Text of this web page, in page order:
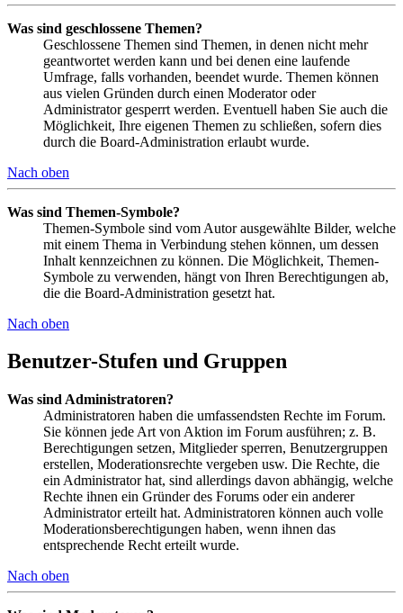
Was sind geschlossene Themen?
Geschlossene Themen sind Themen, in denen nicht mehr
geantwortet werden kann und bei denen eine laufende
Umfrage, falls vorhanden, beendet wurde. Themen können
aus vielen Gründen durch einen Moderator oder
Administrator gesperrt werden. Eventuell haben Sie auch die
Möglichkeit, Ihre eigenen Themen zu schließen, sofern dies
durch die Board-Administration erlaubt wurde.
Nach oben
Was sind Themen-Symbole?
Themen-Symbole sind vom Autor ausgewählte Bilder, welche
mit einem Thema in Verbindung stehen können, um dessen
Inhalt kennzeichnen zu können. Die Möglichkeit, Themen-
Symbole zu verwenden, hängt von Ihren Berechtigungen ab,
die die Board-Administration gesetzt hat.
Nach oben
Benutzer-Stufen und Gruppen
Was sind Administratoren?
Administratoren haben die umfassendsten Rechte im Forum.
Sie können jede Art von Aktion im Forum ausführen; z. B.
Berechtigungen setzen, Mitglieder sperren, Benutzergruppen
erstellen, Moderationsrechte vergeben usw. Die Rechte, die
ein Administrator hat, sind allerdings davon abhängig, welche
Rechte ihnen ein Gründer des Forums oder ein anderer
Administrator erteilt hat. Administratoren können auch volle
Moderationsberechtigungen haben, wenn ihnen das
entsprechende Recht erteilt wurde.
Nach oben